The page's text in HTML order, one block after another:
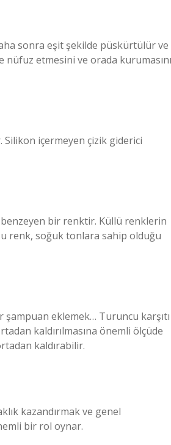
sonra eşit şekilde püskürtülür ve
nüfuz etmesini ve orada kurumasını
Silikon içermeyen çizik giderici
benzeyen bir renktir. Küllü renklerin
renk, soğuk tonlara sahip olduğu
şampuan eklemek… Turuncu karşıtı
kaldırılmasına önemli ölçüde
kaldırabilir.
kazandırmak ve genel
bir rol oynar.